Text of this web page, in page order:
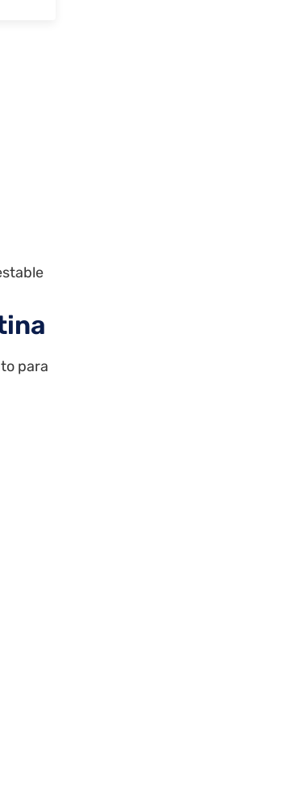
para